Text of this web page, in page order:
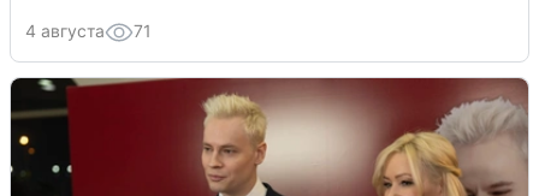
4 августа 71